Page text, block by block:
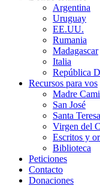
Argentina
Uruguay
EE.UU.
Rumania
Madagascar
Italia
República
Recursos para vos
Madre
San José
Santa Teresa
Virgen del
Escritos y
Biblioteca
Peticiones
Contacto
Donaciones